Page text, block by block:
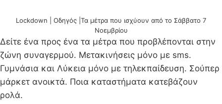
Lockdown | Oδηγός |Τα μέτρα που ισχύουν από το Σάββατο 7
Νοεμβρίου
Δείτε ένα προς ένα τα μέτρα που προβλέπονται στην
ζώνη συναγερμού. Μετακινήσεις μόνο με sms.
Γυμνάσια και Λύκεια μόνο με τηλεκπαίδευση. Σούπερ
μάρκετ ανοικτά. Ποια καταστήματα κατεβάζουν
ρολά.